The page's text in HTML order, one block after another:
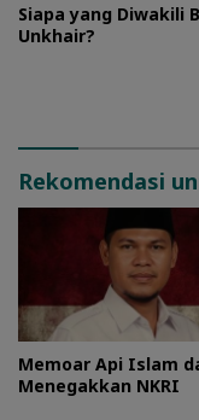
Siapa yang Diwakili
Unkhair?
Rekomendasi
Memoar Api Islam
Menegakkan NKRI